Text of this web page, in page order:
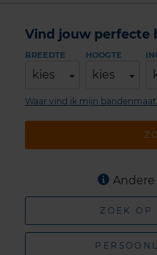
Vind jouw perfecte
BREEDTE
kies
HOOGTE
kies
Waar vind ik mijn
Andere
ZOEK OP